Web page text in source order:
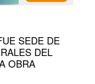
SEDE DE
DEL
OBRA